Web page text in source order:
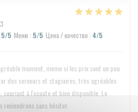
5/5 Меню : 5/5 Цена / качество : 4/5
moment, meme si les prix sont un peu
des serveurs et stagiaires, très agréables
souriant à l'ecoute et bien disponible. Le
sans hésiter.